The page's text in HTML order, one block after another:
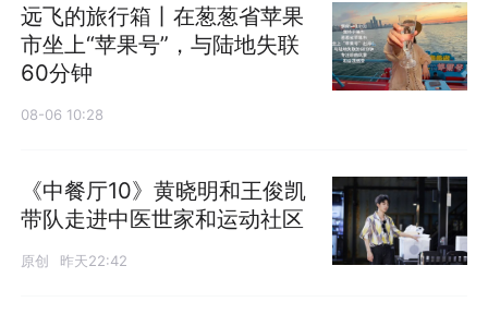
远飞的旅行箱丨在葱葱省苹果
市坐上“苹果号”，与陆地失联
60分钟
08-06 10:28
《中餐厅10》黄晓明和王俊凯
带队走进中医世家和运动社区
原创 昨天22:42